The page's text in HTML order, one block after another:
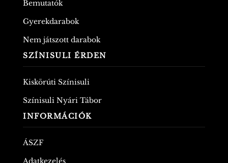
Bemutatók
Gyerekdarabok
Nem játszott darabok
SZÍNISULI ÉRDEN
Kiskörúti Színisuli
Színisuli Nyári Tábor
INFORMÁCIÓK
ÁSZF
Adatkezelés